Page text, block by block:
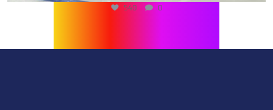
540 0